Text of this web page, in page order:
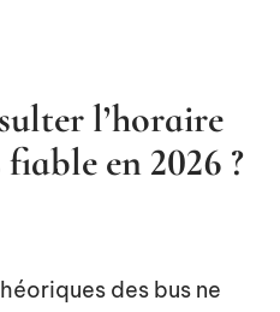
l’horaire
en 2026 ?
des bus ne